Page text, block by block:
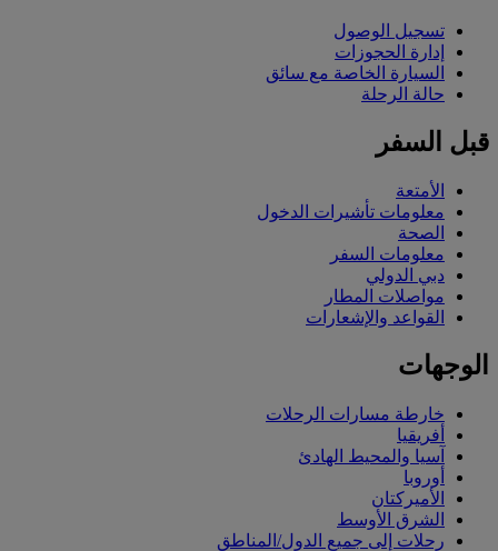
تسجيل الوصول
إدارة الحجوزات
السيارة الخاصة مع سائق
حالة الرحلة
قبل السفر
الأمتعة
معلومات تأشيرات الدخول
الصحة
معلومات السفر
دبي الدولي
مواصلات المطار
القواعد والإشعارات
الوجهات
خارطة مسارات الرحلات
أفريقيا
آسيا والمحيط الهادئ
أوروبا
الأميركتان
الشرق الأوسط
رحلات إلى جميع الدول/المناطق